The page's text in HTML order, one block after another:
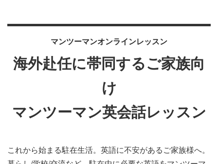
マンツーマンオンラインレッスン
海外赴任に帯同するご家族向
け
マンツーマン英会話レッスン
これから始まる駐在生活。英語に不安があるご家族様へ。